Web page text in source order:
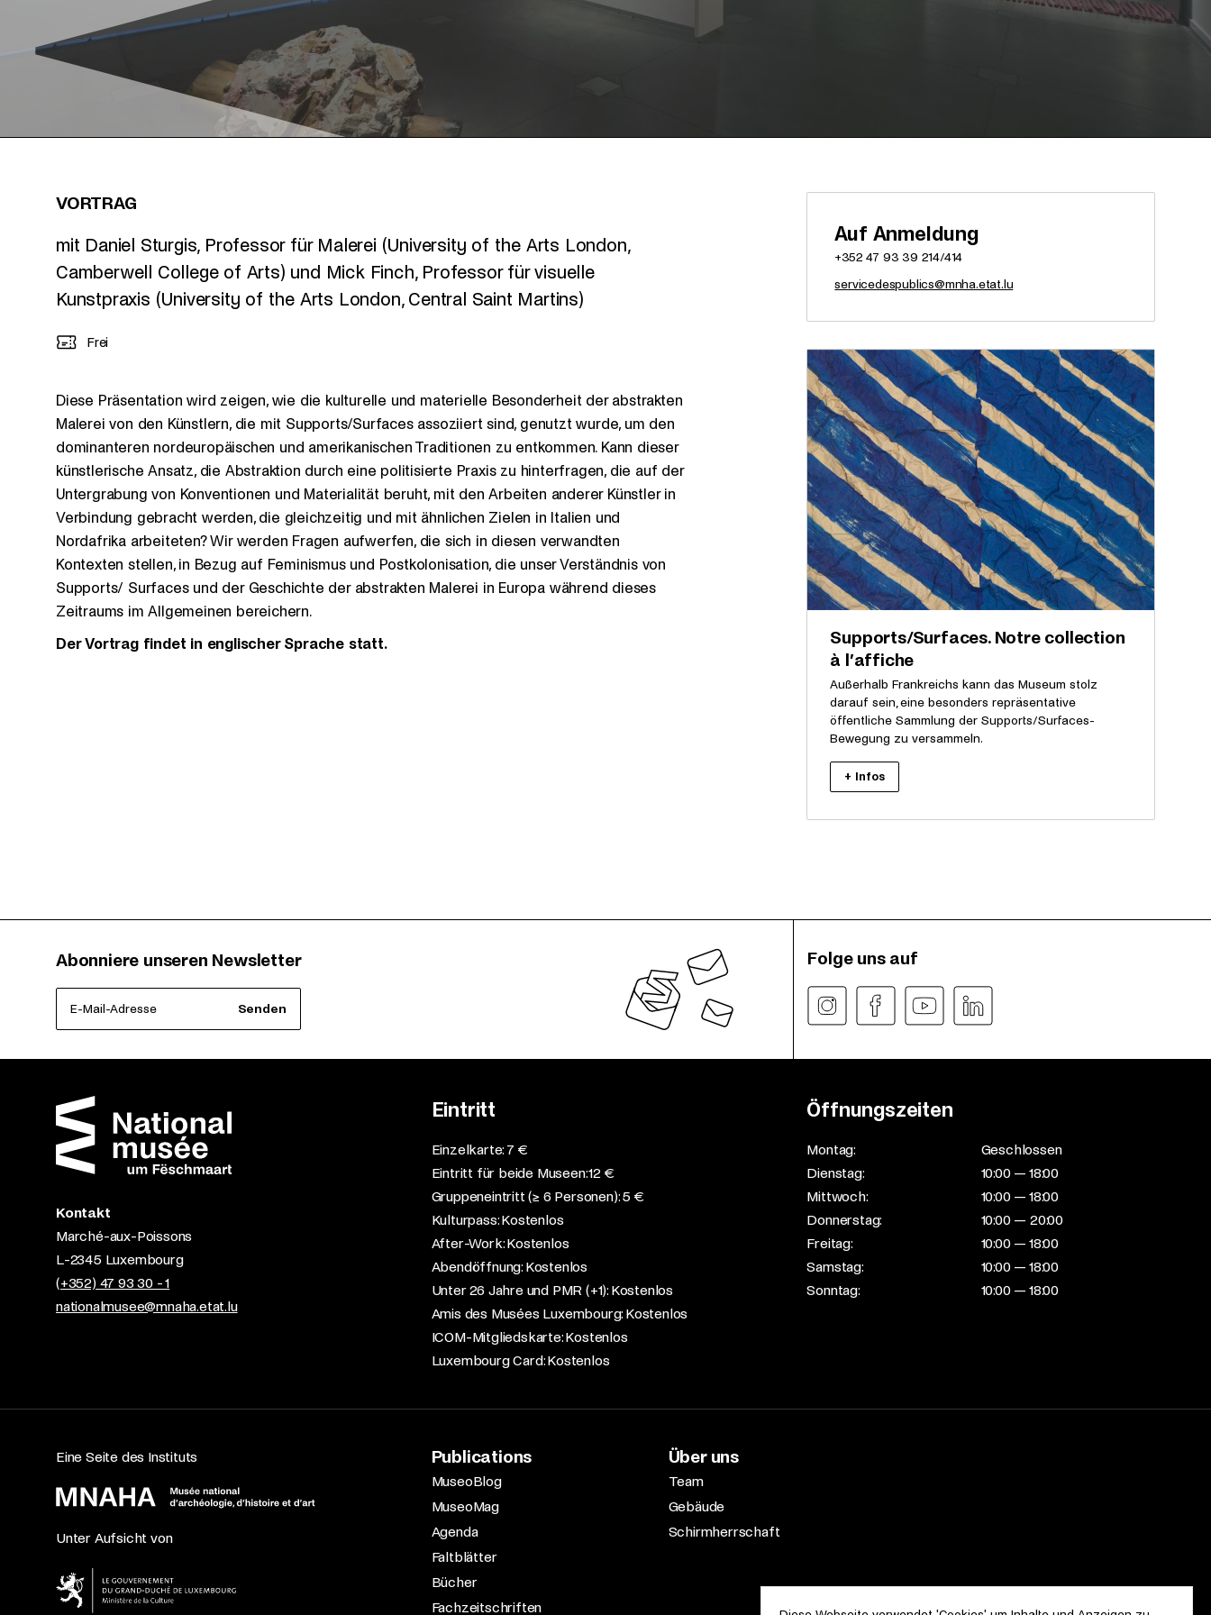
VORTRAG
mit Daniel Sturgis, Professor für Malerei (University of the Arts London,
Camberwell College of Arts) und Mick Finch, Professor für visuelle
Kunstpraxis (University of the Arts London, Central Saint Martins)
Frei
Diese Präsentation wird zeigen, wie die kulturelle und materielle Besonderheit der abstrakten
Malerei von den Künstlern, die mit Supports/Surfaces assoziiert sind, genutzt wurde, um den
dominanteren nordeuropäischen und amerikanischen Traditionen zu entkommen. Kann dieser
künstlerische Ansatz, die Abstraktion durch eine politisierte Praxis zu hinterfragen, die auf der
Untergrabung von Konventionen und Materialität beruht, mit den Arbeiten anderer Künstler in
Verbindung gebracht werden, die gleichzeitig und mit ähnlichen Zielen in Italien und
Nordafrika arbeiteten? Wir werden Fragen aufwerfen, die sich in diesen verwandten
Kontexten stellen, in Bezug auf Feminismus und Postkolonisation, die unser Verständnis von
Supports/ Surfaces und der Geschichte der abstrakten Malerei in Europa während dieses
Zeitraums im Allgemeinen bereichern.
Der Vortrag findet in englischer Sprache statt.
Auf Anmeldung
+352 47 93 39 214/414
servicedespublics@mnha.etat.lu
Supports/Surfaces. Notre collection
à l’affiche
Außerhalb Frankreichs kann das Museum stolz
darauf sein, eine besonders repräsentative
öffentliche Sammlung der Supports/Surfaces-
Bewegung zu versammeln.
+ Infos
Abonniere unseren Newsletter
E-Mail-Adresse Senden
Folge uns auf
Kontakt
Marché-aux-Poissons
L-2345 Luxembourg
(+352) 47 93 30 - 1
nationalmusee@mnaha.etat.lu
Eintritt
Einzelkarte: 7 €​
Eintritt für beide Museen: 12 €​
Gruppeneintritt (≥ 6 Personen): 5 €​
Kulturpass: Kostenlos​
After-Work: Kostenlos​
Abendöffnung: Kostenlos​
Unter 26 Jahre und PMR (+1): Kostenlos​
Amis des Musées Luxembourg: Kostenlos​
ICOM-Mitgliedskarte: Kostenlos​
Luxembourg Card: Kostenlos
Öffnungszeiten
Montag:
Geschlossen
Dienstag:
10:00 — 18:00
Mittwoch:
10:00 — 18:00
Donnerstag:
10:00 — 20:00
Freitag:
10:00 — 18:00
Samstag:
10:00 — 18:00
Sonntag:
10:00 — 18:00
Eine Seite des Instituts
Unter Aufsicht von
Publications
MuseoBlog
MuseoMag
Agenda
Faltblätter
Bücher
Fachzeitschriften
Über uns
Team
Gebäude
Schirmherrschaft